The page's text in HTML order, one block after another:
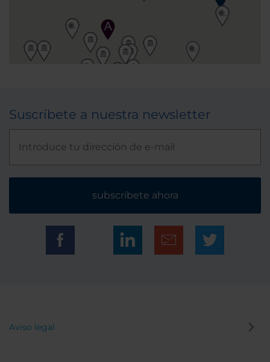
Suscríbete a nuestra newsletter
subscríbete ahora
Aviso legal